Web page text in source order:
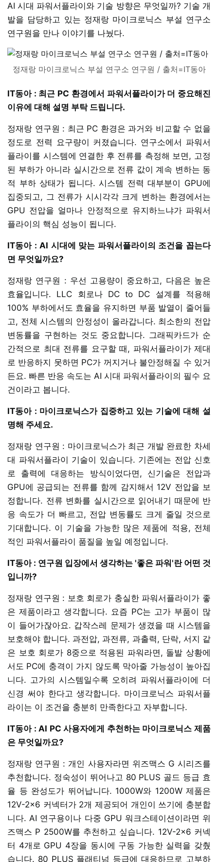
AI 시대 파워서플라이와 기술 방향은 무엇일까? 기술 개
발을 담당하고 있는 정재랑 마이크로닉스 부설 연구소
연구원을 만나 이야기를 나눴다.
정재랑 마이크로닉스 부설 연구소 연구원 / 출처=IT동아
IT동아 : 최근 PC 환경에서 파워서플라이가 더 중요해진
이유에 대해 설명 부탁 드립니다.
정재랑 연구원 : 최근 PC 환경은 과거와 비교할 수 없을
정도로 전력 요구량이 커졌습니다. 연구소에서 파워서
플라이를 시스템에 연결한 후 전류를 측정해 보면, 고정
된 부하가 아니라 실시간으로 전류 값이 계속 변하는 동
적 부하 상태가 됩니다. 시스템 전력 대부분이 GPU에
집중되고, 그 전류가 시시각각 크게 변하는 환경에서는
GPU 전압을 얼마나 안정적으로 유지하느냐가 파워서
플라이의 핵심 성능이 됩니다.
IT동아 : AI 시대에 맞는 파워서플라이의 조건을 꼽는다
면 무엇일까요?
정재랑 연구원 : 우선 고용량이 중요하고, 다음은 높은
효율입니다. LLC 회로나 DC to DC 설계를 적용해
100% 부하에서도 효율을 유지하면 부품 발열이 줄어들
고, 전체 시스템의 안정성이 올라갑니다. 최소한의 전압
변동률을 구현하는 것도 중요합니다. 그래픽카드가 순
간적으로 최대 전류를 요구할 때, 파워서플라이가 제대
로 반응하지 못하면 PC가 꺼지거나 불안정해질 수 있거
든요. 빠른 반응 속도는 AI 시대 파워서플라이의 필수 요
건이라고 봅니다.
IT동아 : 마이크로닉스가 집중하고 있는 기술에 대해 설
명해 주세요.
정재랑 연구원 : 마이크로닉스가 최근 개발 완료한 차세
대 파워서플라이 기술이 있습니다. 기존에는 전압 신호
로 출력에 대응하는 방식이었다면, 신기술은 전압과
GPU에 공급되는 전류를 함께 감지해서 12V 전압을 보
정합니다. 전류 변화를 실시간으로 읽어내기 때문에 반
응 속도가 더 빠르고, 전압 변동률도 크게 줄일 것으로
기대합니다. 이 기술을 가능한 많은 제품에 적용, 전체
적인 파워서플라이 품질을 높일 예정입니다.
IT동아 : 연구원 입장에서 생각하는 '좋은 파워'란 어떤 것
입니까?
정재랑 연구원 : 보호 회로가 충실한 파워서플라이가 좋
은 제품이라고 생각합니다. 요즘 PC는 고가 부품이 많
이 들어가잖아요. 갑작스레 문제가 생겼을 때 시스템을
보호해야 합니다. 과전압, 과전류, 과출력, 단락, 서지 같
은 보호 회로가 8중으로 적용된 파워라면, 돌발 상황에
서도 PC에 충격이 가지 않도록 막아줄 가능성이 높아집
니다. 고가의 시스템일수록 오히려 파워서플라이에 더
신경 써야 한다고 생각합니다. 마이크로닉스 파워서플
라이는 이 조건을 충분히 만족한다고 자부합니다.
IT동아 : AI PC 사용자에게 추천하는 마이크로닉스 제품
은 무엇일까요?
정재랑 연구원 : 개인 사용자라면 위즈맥스 G 시리즈를
추천합니다. 정숙성이 뛰어나고 80 PLUS 골드 등급 효
율 등 완성도가 뛰어납니다. 1000W와 1200W 제품은
12V-2x6 커넥터가 2개 제공되어 개인이 쓰기에 충분합
니다. AI 연구용이나 다중 GPU 워크스테이션이라면 위
즈맥스 P 2500W를 추천하고 싶습니다. 12V-2x6 커넥
터 4개로 GPU 4장을 동시에 구동 가능한 실력을 갖췄
습니다. 80 PLUS 플래티넘 등급에 대응하므로 고부하